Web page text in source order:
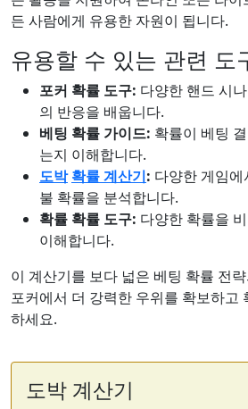
든 사람에게 유용한 자원이 됩니다.
유용할 수 있는 관련 도
포커 확률 도구: 다양한 핸드 시
의 반응을 배웁니다.
베팅 확률 가이드: 확률이 베팅
는지 이해합니다.
도박 확률 계산기: 다양한 게임
불 확률을 분석합니다.
확률 확률 도구: 다양한 확률을
이해합니다.
이 계산기를 보다 넓은 베팅 확률 전
포커에서 더 강력한 우위를 확보하고
하세요.
도박 계산기